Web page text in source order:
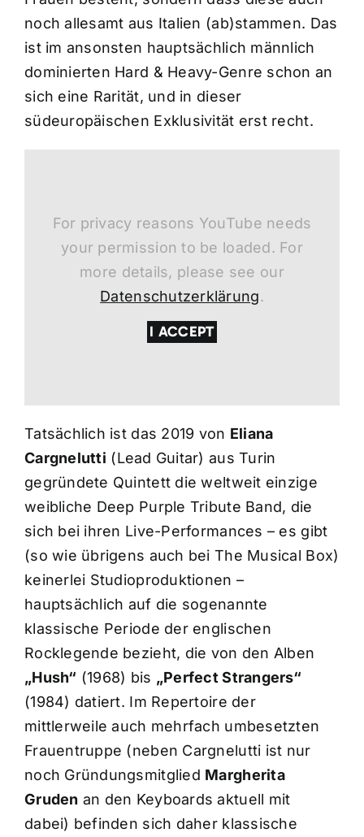
noch allesamt aus Italien (ab)stammen. Das
ist im ansonsten hauptsächlich männlich
dominierten Hard & Heavy-Genre schon an
sich eine Rarität, und in dieser
südeuropäischen Exklusivität erst recht.
For privacy reasons YouTube needs
your permission to be loaded. For
more details, please see our
Datenschutzerklärung.
I ACCEPT
Tatsächlich ist das 2019 von Eliana
Cargnelutti (Lead Guitar) aus Turin
gegründete Quintett die weltweit einzige
weibliche Deep Purple Tribute Band, die
sich bei ihren Live-Performances – es gibt
(so wie übrigens auch bei The Musical Box)
keinerlei Studioproduktionen –
hauptsächlich auf die sogenannte
klassische Periode der englischen
Rocklegende bezieht, die von den Alben
„Hush“ (1968) bis „Perfect Strangers“
(1984) datiert. Im Repertoire der
mittlerweile auch mehrfach umbesetzten
Frauentruppe (neben Cargnelutti ist nur
noch Gründungsmitglied Margherita
Gruden an den Keyboards aktuell mit
dabei) befinden sich daher klassische